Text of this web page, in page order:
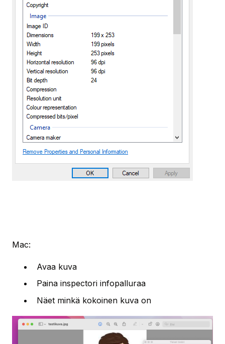
Mac:
Avaa kuva
Paina inspectori infopalluraa
Näet minkä kokoinen kuva on